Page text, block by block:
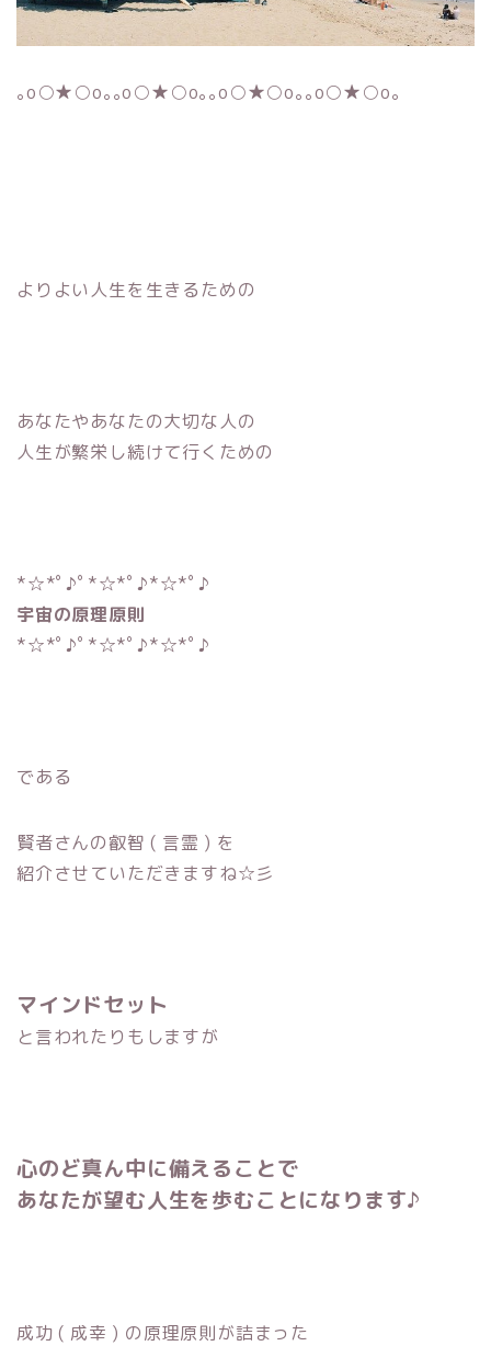
｡o○★○o｡｡o○★○o｡｡o○★○o｡｡o○★○o｡
よりよい人生を生きるための
あなたやあなたの大切な人の
人生が繁栄し続けて行くための
*☆*ﾟ♪ﾟ*☆*ﾟ♪*☆*ﾟ♪
宇宙の原理原則
*☆*ﾟ♪ﾟ*☆*ﾟ♪*☆*ﾟ♪
である
賢者さんの叡智 ( 言霊 ) を
紹介させていただきますね☆彡
マインドセット
と言われたりもしますが
心のど真ん中に備えることで
あなたが望む人生を歩むことになります♪
成功 ( 成幸 ) の原理原則が詰まった